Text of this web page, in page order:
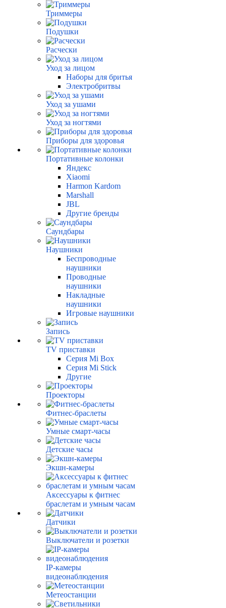
Триммеры
Подушки
Расчески
Уход за лицом
Наборы для бритья
Электробритвы
Уход за ушами
Уход за ногтями
Приборы для здоровья
Портативные колонки
Яндекс
Xiaomi
Harmon Kardom
Marshall
JBL
Другие бренды
Саундбары
Наушники
Беспроводные
наушники
Проводные
наушники
Накладные
наушники
Игровые наушники
Запись
TV приставки
Серия Mi Box
Серия Mi Stick
Другие
Проекторы
Фитнес-браслеты
Умные смарт-часы
Детские часы
Экшн-камеры
Аксессуары к фитнес
браслетам и умным часам
Датчики
Выключатели и розетки
IP-камеры
видеонаблюдения
Метеостанции